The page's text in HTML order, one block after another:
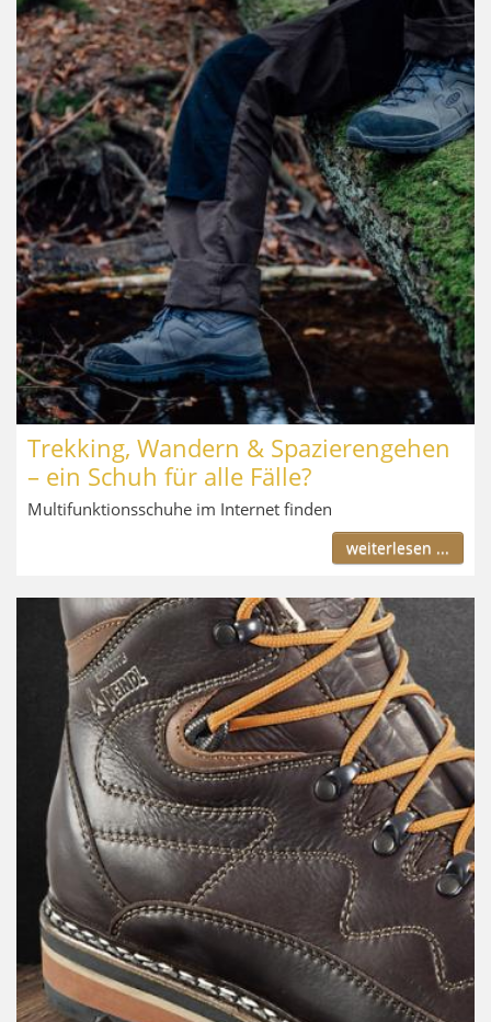
Trekking, Wandern & Spazierengehen
– ein Schuh für alle Fälle?
Multifunktionsschuhe im Internet finden
weiterlesen ...